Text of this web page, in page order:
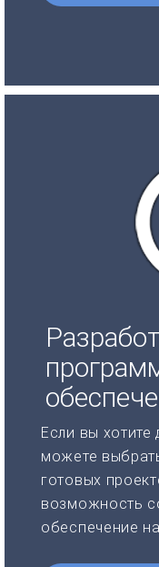
Если вы
можете
готовых
возможность
обеспечение